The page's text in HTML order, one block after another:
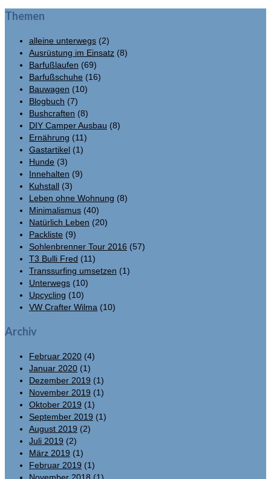
Themen
alleine unterwegs (2)
Ausrüstung im Einsatz (8)
Barfußlaufen (69)
Barfußschuhe (16)
Bauwagen (10)
Blogbuch (7)
Bushcraften (8)
DIY Camper Ausbau (8)
Ernährung (11)
Gastartikel (1)
Hunde (3)
Innehalten (9)
Kuhstall (3)
Leben ohne Wohnung (8)
Minimalismus (40)
Natürlich Leben (20)
Packliste (9)
Sohlenbrenner Tour 2016 (57)
T3 Bulli Fred (11)
Transsurfing umsetzen (1)
Unterwegs (10)
Upcycling (10)
VW Crafter Wilma (10)
Archiv
Februar 2020 (4)
Januar 2020 (1)
Dezember 2019 (1)
November 2019 (1)
Oktober 2019 (1)
September 2019 (1)
August 2019 (2)
Juli 2019 (2)
März 2019 (1)
Februar 2019 (1)
November 2018 (1)